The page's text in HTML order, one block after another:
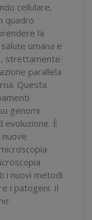
cellulare,
quadro
la
umana e
strettamente
parallela
Questa
genomi
evoluzione. È
i nuovi metodi
i patogeni. Il